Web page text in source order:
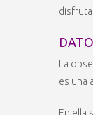
La
es una
En ella